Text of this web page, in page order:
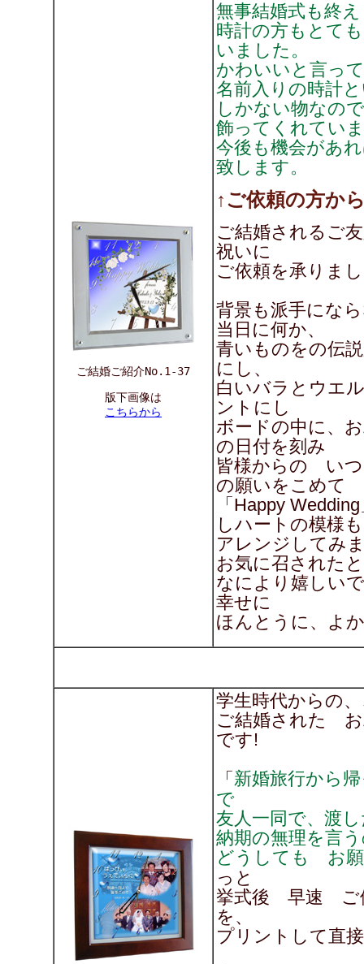
ご結婚ご紹介No.1-37
版下画像は
こちらから
無事結婚式も終
時計の方もとて
いました。
かわいいと言っ
名前入りの時計
しかない物なの
飾ってくれてい
今後も機会があ
致します。
↑ご依頼の方か
ご結婚されるご
祝いに
ご依頼を承りま
背景も派手にな
当日に何か、
青いものをの伝
にし、
白いバラとウエ
ントにし
ボードの中に、
の日付を刻み
皆様からの い
の願いをこめて
「Happy
しハートの模様
アレンジしてみ
お気に召された
なにより嬉しい
幸せに
ほんとうに、よ
学生時代からの
ご結婚された お
です!
「 新婚旅行から
で
友人一同で、渡
納期の無理を言
どうしても お
っと
挙式後 早速 ご
を、
プリントして直